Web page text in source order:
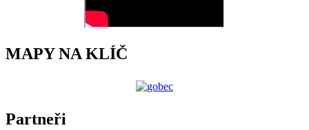
MAPY NA KLÍČ
Partneři